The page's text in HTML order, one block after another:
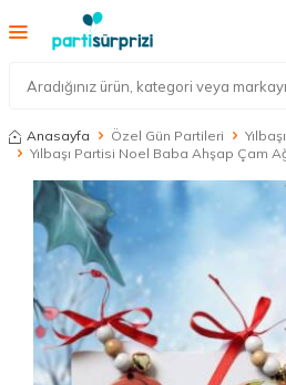
Anasayfa Özel Gün Partileri
Yılbaşı Partisi Noel Baba Ahşap Çam